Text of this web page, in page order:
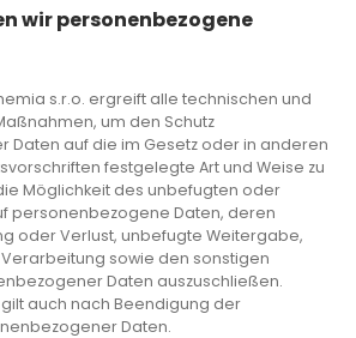
wir personenbezogene
s.r.o. ergreift alle technischen und
um den Schutz
Daten auf die im Gesetz oder in anderen
festgelegte Art und Weise zu
Möglichkeit des unbefugten oder
personenbezogene Daten, deren
oder Verlust, unbefugte Weitergabe,
sowie den sonstigen
Daten auszuschließen.
auch nach Beendigung der
Daten.